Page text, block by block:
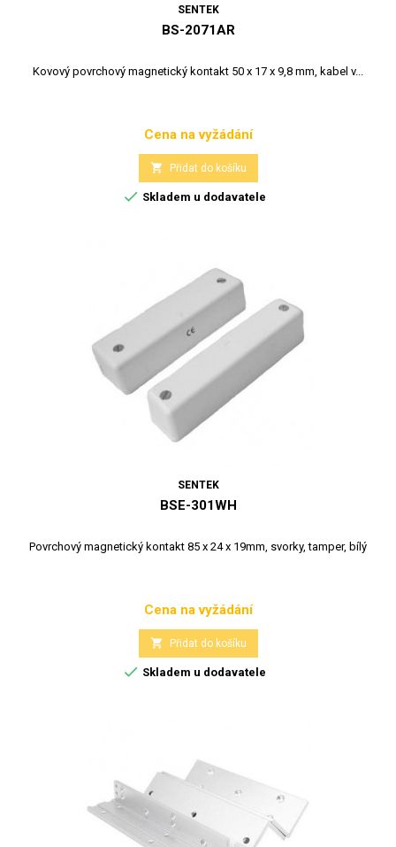
SENTEK
BS-2071AR
Kovový povrchový magnetický kontakt 50 x 17 x 9,8 mm, kabel v...
Cena
Cena na vyžádání
 Přidat do košíku
 Skladem u dodavatele
SENTEK
BSE-301WH
Povrchový magnetický kontakt 85 x 24 x 19mm, svorky, tamper, bílý
Cena
Cena na vyžádání
 Přidat do košíku
 Skladem u dodavatele